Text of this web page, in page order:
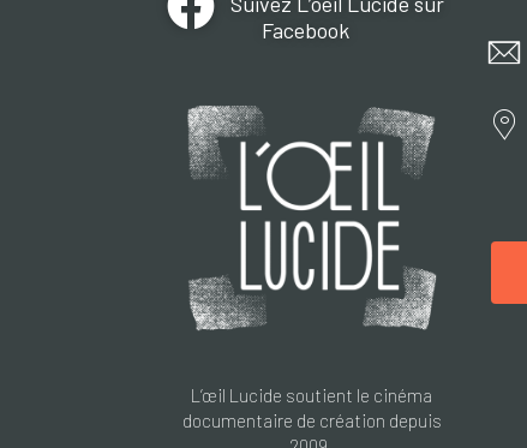
Facebook
L’œil Lucide soutient le cinéma
documentaire de création depuis